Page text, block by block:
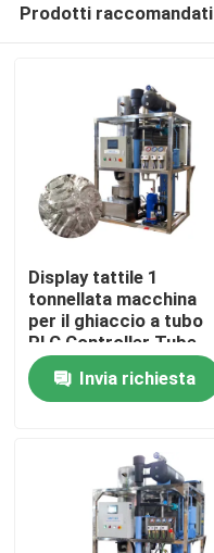
Casa.
Prodotti
Su di noi
Prodotti raccomandati
Display tattile 1
tonnellata macchina
per il ghiaccio a tubo
PLC Controller Tube
Ice Maker
Automatizzato
Invia richiesta